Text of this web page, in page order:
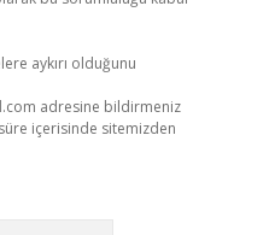
aykırı olduğunu
adresine bildirmeniz
içerisinde sitemizden